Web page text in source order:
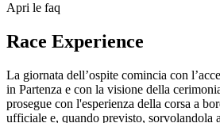
Apri le faq
Race Experience
La giornata dell’ospite comincia con
in Partenza e con la visione della
prosegue con l'esperienza della corsa a
ufficiale e, quando previsto, sorvolandola